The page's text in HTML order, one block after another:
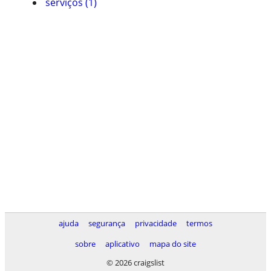
ajuda segurança privacidade
termos
sobre
aplicativo
mapa do site
© 2026 craigslist